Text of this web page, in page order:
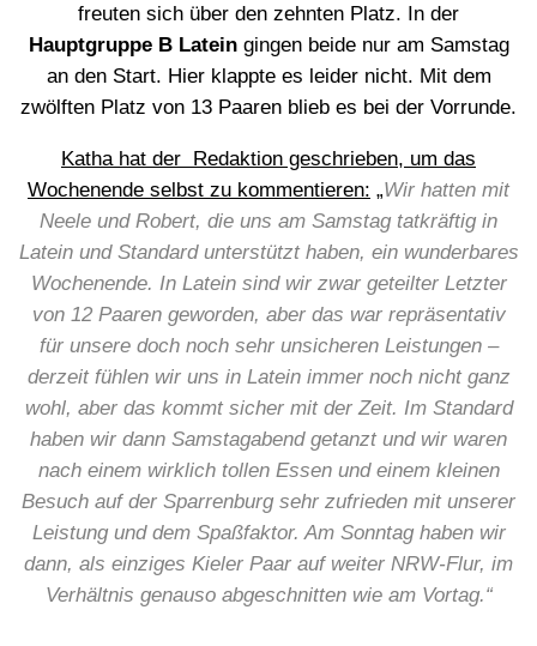
freuten sich über den zehnten Platz. In der
Hauptgruppe B Lateingingen beide nur am Samstag
an den Start. Hier klappte es leider nicht. Mit dem
zwölften Platz von 13 Paaren blieb es bei der Vorrunde.
Katha hat der Redaktion geschrieben, um das
Wochenende selbst zu kommentieren: „Wir hatten mit
Neele und Robert, die uns am Samstag tatkräftig in
Latein und Standard unterstützt haben, ein wunderbares
Wochenende. In Latein sind wir zwar geteilter Letzter
von 12 Paaren geworden, aber das war repräsentativ
für unsere doch noch sehr unsicheren Leistungen –
derzeit fühlen wir uns in Latein immer noch nicht ganz
wohl, aber das kommt sicher mit der Zeit. Im Standard
haben wir dann Samstagabend getanzt und wir waren
nach einem wirklich tollen Essen und einem kleinen
Besuch auf der Sparrenburg sehr zufrieden mit unserer
Leistung und dem Spaßfaktor. Am Sonntag haben wir
dann, als einziges Kieler Paar auf weiter NRW-Flur, im
Verhältnis genauso abgeschnitten wie am Vortag.“